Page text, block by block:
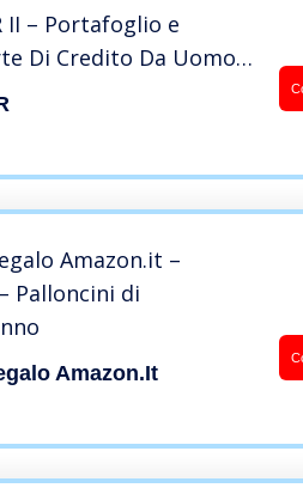
II – Portafoglio e
Di Credito Da Uomo e
Rfid
Amazon.it –
Palloncini di
Amazon.it